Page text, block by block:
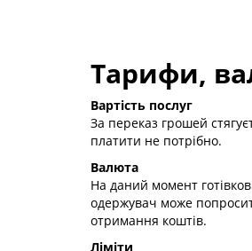
Тарифи,
Вартість послуг
За переказ грошей
платити не потрібно.
Валюта
На даний момент
одержувач може
отримання коштів.
Ліміти